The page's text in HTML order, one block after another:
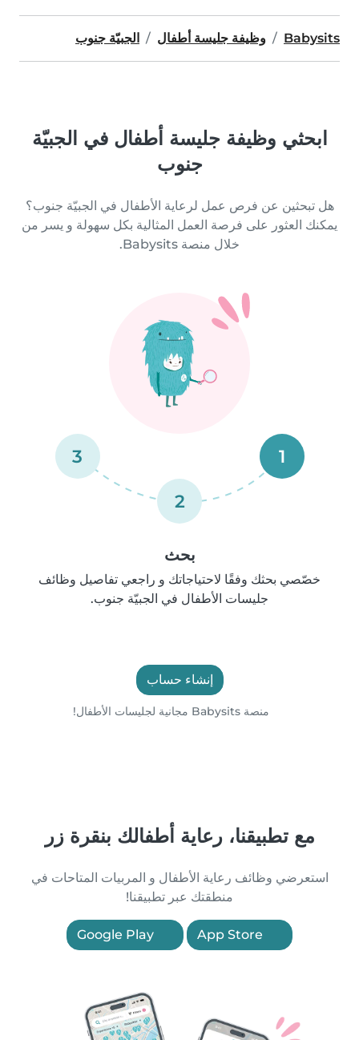
Babysits وظيفة جليسة أطفال الجبيّة جنوب
ابحثي وظيفة جليسة أطفال في الجبيّة
جنوب
هل تبحثين عن فرص عمل لرعاية الأطفال في الجبيّة جنوب؟
يمكنك العثور على فرصة العمل المثالية بكل سهولة و يسر من
خلال منصة Babysits.
1
2
3
بحث
خصّصي بحثك وفقًا لاحتياجاتك و راجعي تفاصيل وظائف
جليسات الأطفال في الجبيّة جنوب.
إنشاء حساب
منصة Babysits مجانية لجليسات الأطفال!
مع تطبيقنا، رعاية أطفالك بنقرة زر
استعرضي وظائف رعاية الأطفال و المربيات المتاحات في
منطقتك عبر تطبيقنا!